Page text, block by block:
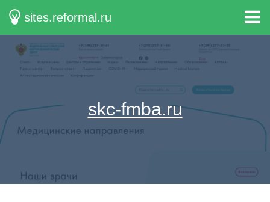
sites.reformal.ru
skc-fmba.ru